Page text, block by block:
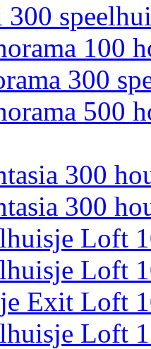
100
300
500
300
300
Loft
Loft
Exit Loft
Loft